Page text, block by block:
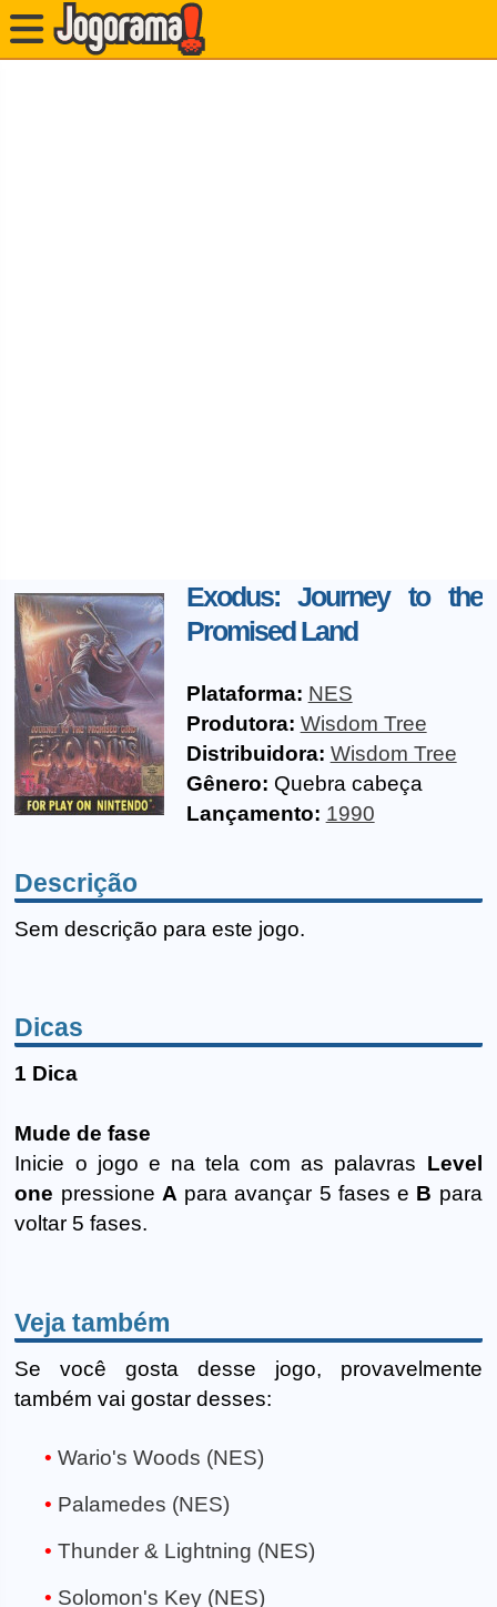
Exodus: Journey to the
Promised Land
Plataforma: NES
Produtora: Wisdom Tree
Distribuidora: Wisdom Tree
Gênero: Quebra cabeça
Lançamento: 1990
Descrição
Sem descrição para este jogo.
Dicas
1 Dica
Mude de fase
Inicie o jogo e na tela com as palavras Level
one pressione A para avançar 5 fases e B para
voltar 5 fases.
Veja também
Se você gosta desse jogo, provavelmente
também vai gostar desses:
Wario's Woods (NES)
Palamedes (NES)
Thunder & Lightning (NES)
Solomon's Key (NES)